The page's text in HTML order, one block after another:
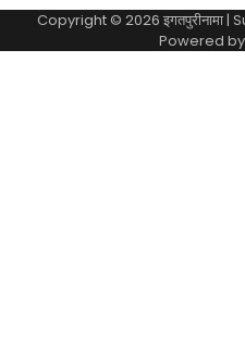
Copyright © 2026 इगतपुरीनामा|
Powered by